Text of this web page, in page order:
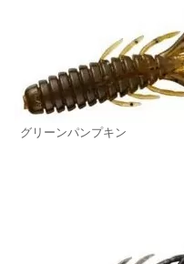
グリーンパンプキン